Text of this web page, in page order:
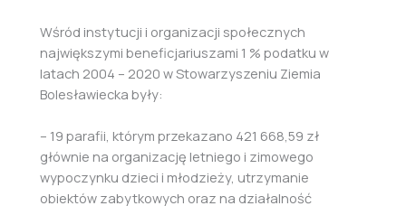
Wśród instytucji i organizacji społecznych
największymi beneficjariuszami 1 % podatku w
latach 2004 – 2020 w Stowarzyszeniu Ziemia
Bolesławiecka były:
– 19 parafii, którym przekazano 421 668,59 zł
głównie na organizację letniego i zimowego
wypoczynku dzieci i młodzieży, utrzymanie
obiektów zabytkowych oraz na działalność